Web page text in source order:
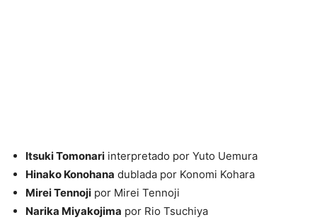
Itsuki Tomonari interpretado por Yuto Uemura
Hinako Konohana dublada por Konomi Kohara
Mirei Tennoji por Mirei Tennoji
Narika Miyakojima por Rio Tsuchiya